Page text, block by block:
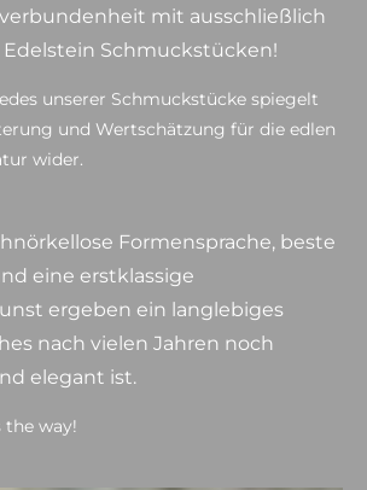
mit ausschließlich
Edelstein Schmuckstücken!
unserer Schmuckstücke spiegelt
und Wertschätzung für die edlen
wider.
Formensprache, beste
eine erstklassige
ergeben ein langlebiges
nach vielen Jahren noch
elegant ist.
the way!